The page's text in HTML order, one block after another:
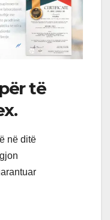
të
në ditë